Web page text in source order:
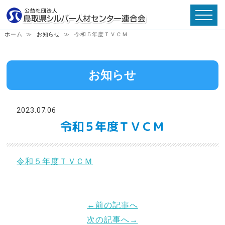
ホーム ≫ お知らせ ≫ 令和５年度ＴＶＣＭ
お知らせ
2023.07.06
令和５年度ＴＶＣＭ
令和５年度ＴＶＣＭ
←前の記事へ
次の記事へ→